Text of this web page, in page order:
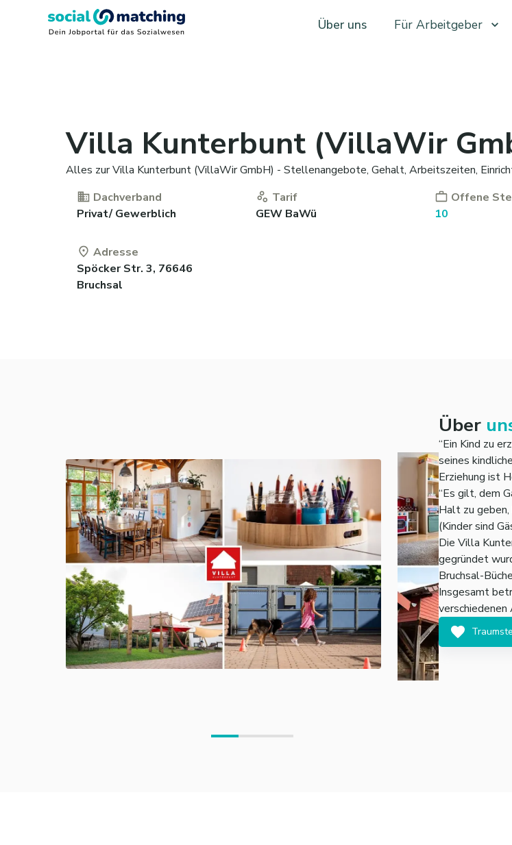
Über uns Für Arbeitgeber
Villa Kunterbunt (VillaWir
Alles zur Villa Kunterbunt (VillaWir GmbH) - Stellenangebote, Gehalt, Arbeitszeiten,
Dachverband
Privat/ Gewerblich
Tarif
GEW BaWü
Offene
10
Adresse
Spöcker Str. 3, 76646
Bruchsal
Über
“Ein Kind zu
seines
Erziehung ist
“Es gilt, dem
Halt zu
(Kinder sind
Die Villa
gegründet
Bruchsal-
Insgesamt